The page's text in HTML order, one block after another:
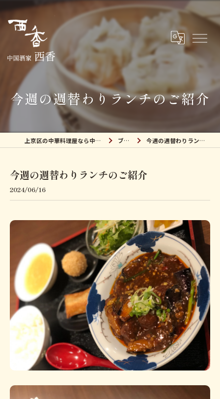
今週の週替わりランチのご紹介
上京区の中華料理屋なら中国酒家 西香 ブログ 今週の週替わりランチのご紹介
今週の週替わりランチのご紹介
2024/06/16